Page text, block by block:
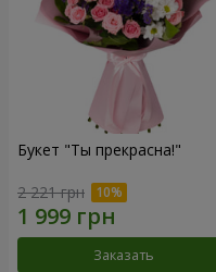
Букет "Ты прекрасна!"
2 221 грн
Заказать